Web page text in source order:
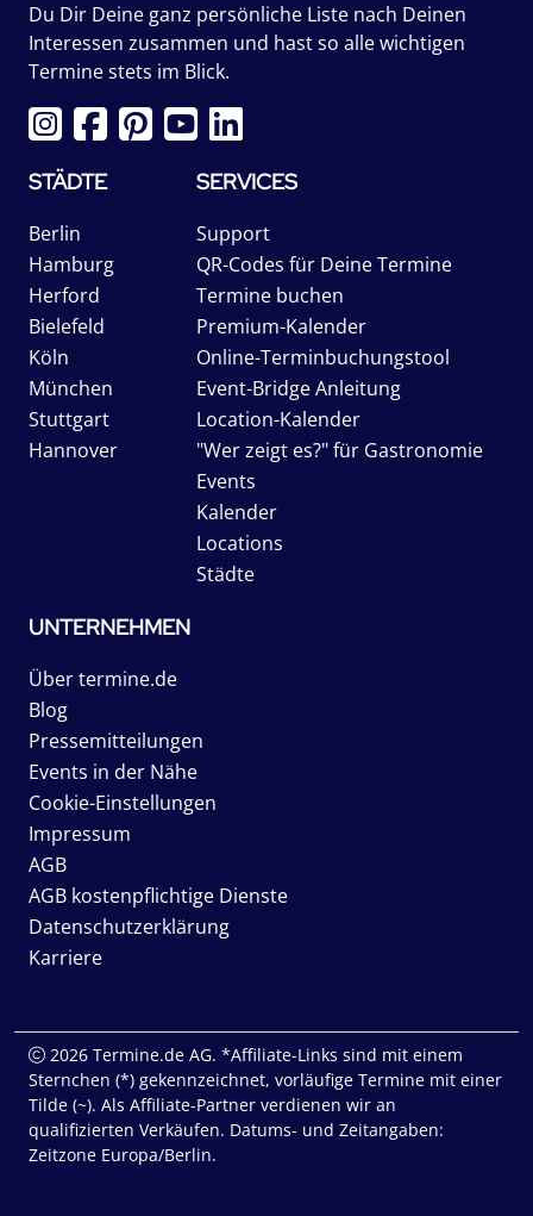
Du Dir Deine ganz persönliche Liste nach Deinen
Interessen zusammen und hast so alle wichtigen
Termine stets im Blick.
STÄDTE
Berlin
Hamburg
Herford
Bielefeld
Köln
München
Stuttgart
Hannover
SERVICES
Support
QR-Codes für Deine Termine
Termine buchen
Premium-Kalender
Online-Terminbuchungstool
Event-Bridge Anleitung
Location-Kalender
"Wer zeigt es?" für Gastronomie
Events
Kalender
Locations
Städte
UNTERNEHMEN
Über termine.de
Blog
Pressemitteilungen
Events in der Nähe
Cookie-Einstellungen
Impressum
AGB
AGB kostenpflichtige Dienste
Datenschutzerklärung
Karriere
2026 Termine.de AG. *Affiliate-Links sind mit einem
Sternchen (*) gekennzeichnet, vorläufige Termine mit einer
Tilde (~). Als Affiliate-Partner verdienen wir an
qualifizierten Verkäufen. Datums- und Zeitangaben:
Zeitzone Europa/Berlin.